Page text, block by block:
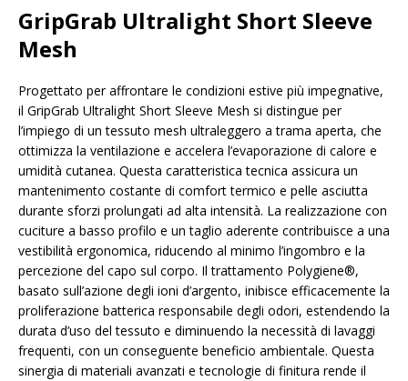
GripGrab Ultralight Short Sleeve
Mesh
Progettato per affrontare le condizioni estive più impegnative,
il GripGrab Ultralight Short Sleeve Mesh si distingue per
l’impiego di un tessuto mesh ultraleggero a trama aperta, che
ottimizza la ventilazione e accelera l’evaporazione di calore e
umidità cutanea. Questa caratteristica tecnica assicura un
mantenimento costante di comfort termico e pelle asciutta
durante sforzi prolungati ad alta intensità. La realizzazione con
cuciture a basso profilo e un taglio aderente contribuisce a una
vestibilità ergonomica, riducendo al minimo l’ingombro e la
percezione del capo sul corpo. Il trattamento Polygiene®,
basato sull’azione degli ioni d’argento, inibisce efficacemente la
proliferazione batterica responsabile degli odori, estendendo la
durata d’uso del tessuto e diminuendo la necessità di lavaggi
frequenti, con un conseguente beneficio ambientale. Questa
sinergia di materiali avanzati e tecnologie di finitura rende il